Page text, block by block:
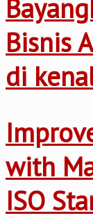
Bisnis
di
with
ISO